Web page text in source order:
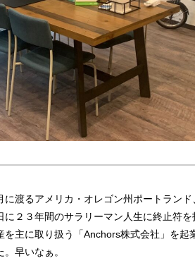
渡るアメリカ・オレゴン州ポートラン
２３年間のサラリーマン人生に終止符
主に取り扱う「Anchors株式会社」を起
早いなぁ。